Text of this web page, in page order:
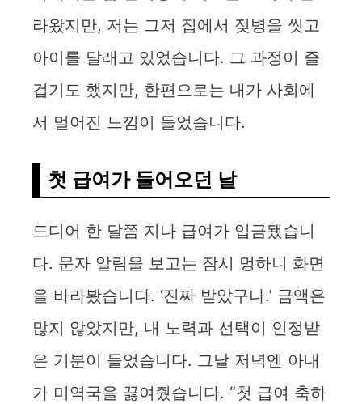
라왔지만, 저는 그저 집에서 젖병을 씻고
아이를 달래고 있었습니다. 그 과정이 즐
겁기도 했지만, 한편으로는 내가 사회에
서 멀어진 느낌이 들었습니다.
첫 급여가 들어오던 날
드디어 한 달쯤 지나 급여가 입금됐습니
다. 문자 알림을 보고는 잠시 멍하니 화면
을 바라봤습니다. ‘진짜 받았구나.’ 금액은
많지 않았지만, 내 노력과 선택이 인정받
은 기분이 들었습니다. 그날 저녁엔 아내
가 미역국을 끓여줬습니다. “첫 급여 축하